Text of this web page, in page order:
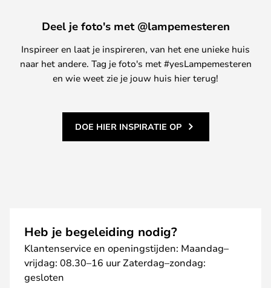
Deel je foto's met @lampemesteren
Inspireer en laat je inspireren, van het ene unieke huis
naar het andere. Tag je foto's met #yesLampemesteren
en wie weet zie je jouw huis hier terug!
DOE HIER INSPIRATIE OP
Heb je begeleiding nodig?
Klantenservice en openingstijden: Maandag–
vrijdag: 08.30–16 uur Zaterdag–zondag:
gesloten